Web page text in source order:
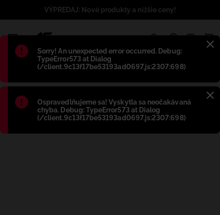
Błąd:
Sorry! An unexpected error occurred. Debug:
TypeError573 at Dialog
(/client.9c13f17be53193ad0697.js:2307:698)
Błąd:
Ospravedlňujeme sa! Vyskytla sa neočakávaná
chyba. Debug: TypeError573 at Dialog
(/client.9c13f17be53193ad0697.js:2307:698)
VÝPREDAJ: Nové produkty a nižšie ceny!